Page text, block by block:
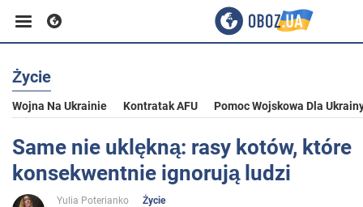
Biznes
Sport
Rozrywka
Życie
Wojna Na Ukrainie Kontratak AFU Pomoc Wojskowa Dla
Same nie uklękną: rasy kotów, które
konsekwentnie ignorują ludzi
Yulia Poterianko
Życie